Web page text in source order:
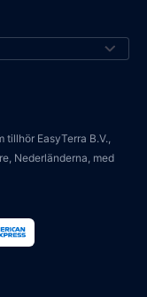
EasyTerra B.V.,
Nederländerna, med